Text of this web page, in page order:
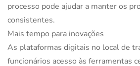
processo pode ajudar a manter os
consistentes.
Mais tempo para inovações
As plataformas digitais no local de
funcionários acesso às ferramentas